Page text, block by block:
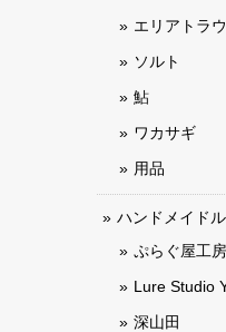
エリアトラ
ソルト
鮎
ワカサギ
用品
ハンドメイド
ぷらぐ屋工房
Lure Studio
深山田